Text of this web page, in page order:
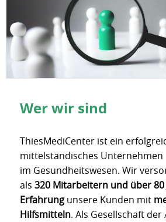
Wer wir sind
ThiesMediCenter ist ein
mittelständisches Unternehmen
im Gesundheitswesen. Wir
als 320 Mitarbeitern und über 80
Erfahrung unsere Kunden mit
Hilfsmitteln. Als Gesellschaft